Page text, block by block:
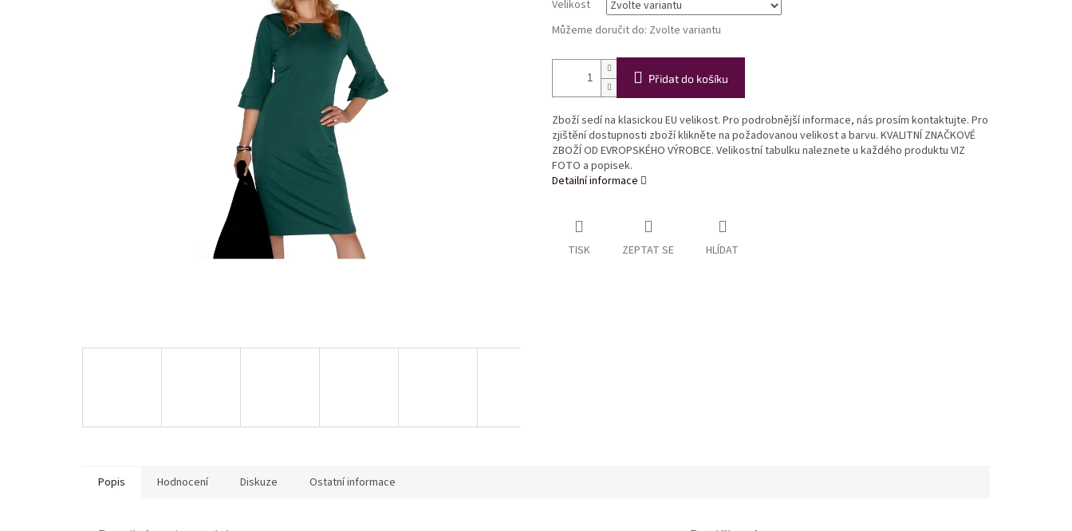
Velikost
Můžeme doručit do: Zvolte variantu
Přidat do košíku
Zboží sedí na klasickou EU velikost. Pro podrobnější informace, nás prosím kontaktujte. Pro
zjištění dostupnosti zboží klikněte na požadovanou velikost a barvu. KVALITNÍ ZNAČKOVÉ
ZBOŽÍ OD EVROPSKÉHO VÝROBCE. Velikostní tabulku naleznete u každého produktu VIZ
FOTO a popisek.
Detailní informace
TISK ZEPTAT SE HLÍDAT
Popis Hodnocení Diskuze Ostatní informace